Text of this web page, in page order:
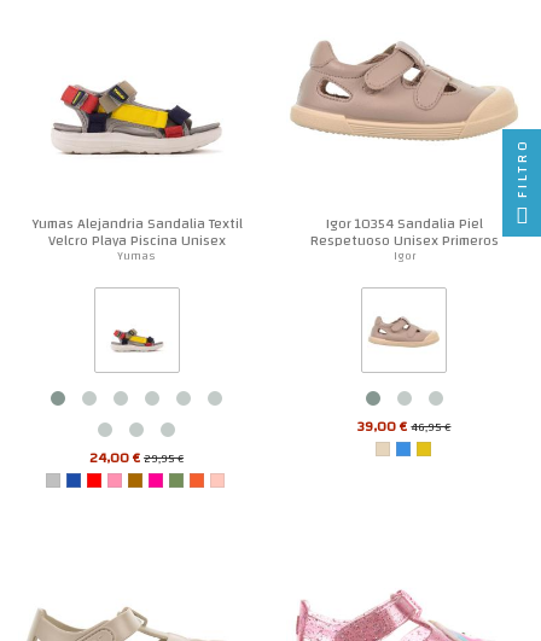
Yumas Alejandria Sandalia Textil
Velcro Playa Piscina Unisex
Yumas
24,00 €29,95 €
Igor 10354 Sandalia Piel
Respetuoso Unisex Primeros
Pasos
Igor
39,00 €46,95 €
FILTRO